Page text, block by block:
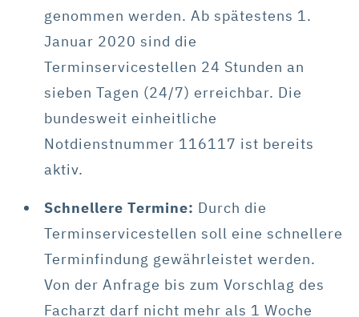
genommen werden. Ab spätestens 1.
Januar 2020 sind die
Terminservicestellen 24 Stunden an
sieben Tagen (24/7) erreichbar. Die
bundesweit einheitliche
Notdienstnummer 116117 ist bereits
aktiv.
Schnellere Termine: Durch die
Terminservicestellen soll eine schnellere
Terminfindung gewährleistet werden.
Von der Anfrage bis zum Vorschlag des
Facharzt darf nicht mehr als 1 Woche